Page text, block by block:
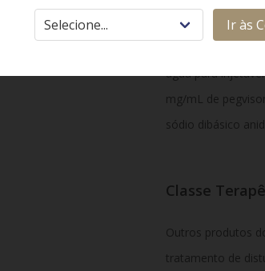
Cada frasco-
de
água para
mg/mL de
sódio dibásico
Classe
Outros produtos
tratamento de
Ir às